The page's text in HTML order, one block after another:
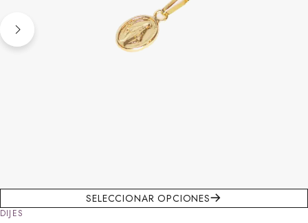
SELECCIONAR OPCIONES
DIJES